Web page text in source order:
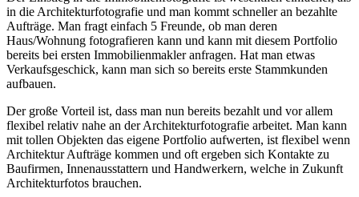
in die Architekturfotografie und man kommt schneller an bezahlte
Aufträge. Man fragt einfach 5 Freunde, ob man deren
Haus/Wohnung fotografieren kann und kann mit diesem Portfolio
bereits bei ersten Immobilienmakler anfragen. Hat man etwas
Verkaufsgeschick, kann man sich so bereits erste Stammkunden
aufbauen.
Der große Vorteil ist, dass man nun bereits bezahlt und vor allem
flexibel relativ nahe an der Architekturfotografie arbeitet. Man kann
mit tollen Objekten das eigene Portfolio aufwerten, ist flexibel wenn
Architektur Aufträge kommen und oft ergeben sich Kontakte zu
Baufirmen, Innenausstattern und Handwerkern, welche in Zukunft
Architekturfotos brauchen.